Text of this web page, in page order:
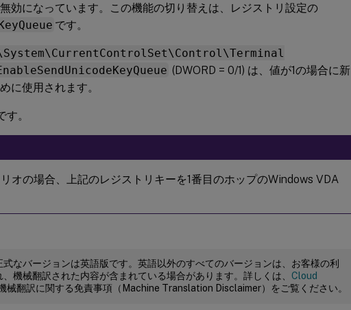
効になっています。この機能の切り替えは、レジストリ設定の
です。
(DWORD = 0/1) は、値が1の場合に新
に使用されます。
。
オの場合、上記のレジストリキーを1番目のホップのWindows VDA
式なバージョンは英語版です。英語以外のすべてのバージョンは、お客様の利
機械翻訳された内容が含まれている場合があります。詳しくは、 Cloud
械翻訳に関する免責事項（Machine Translation Disclaimer）をご覧ください。